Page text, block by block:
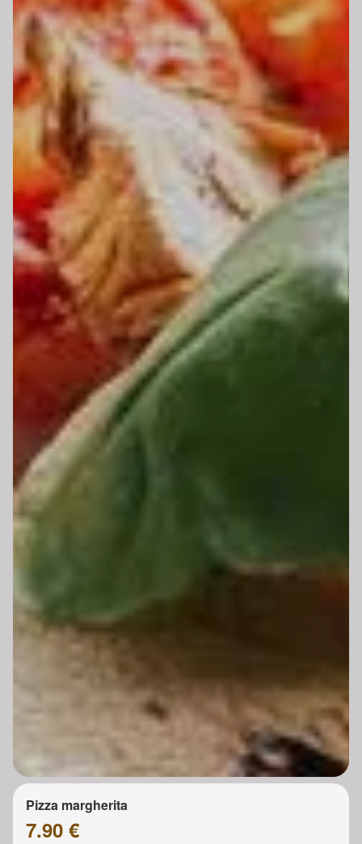
Pizza margherita
7.90 €